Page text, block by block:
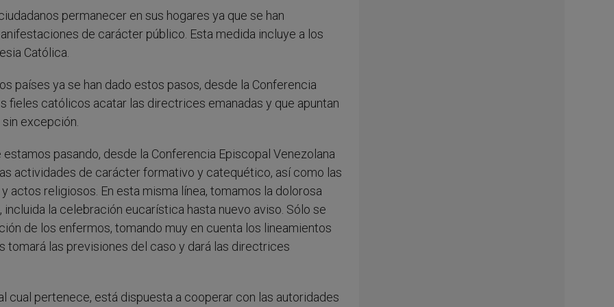
permanecer en sus hogares ya que se han
de carácter público. Esta medida incluye a los
Católica.
países ya se han dado estos pasos, desde la Conferencia
fieles católicos acatar las directrices emanadas y que apuntan
excepción.
pasando, desde la Conferencia Episcopal Venezolana
actividades de carácter formativo y catequético, así como las
actos religiosos. En esta misma línea, tomamos la dolorosa
la celebración eucarística hasta nuevo aviso. Sólo se
de los enfermos, tomando muy en cuenta los lineamientos
tomará las previsiones del caso y dará las directrices
cual pertenece, está dispuesta a cooperar con las autoridades